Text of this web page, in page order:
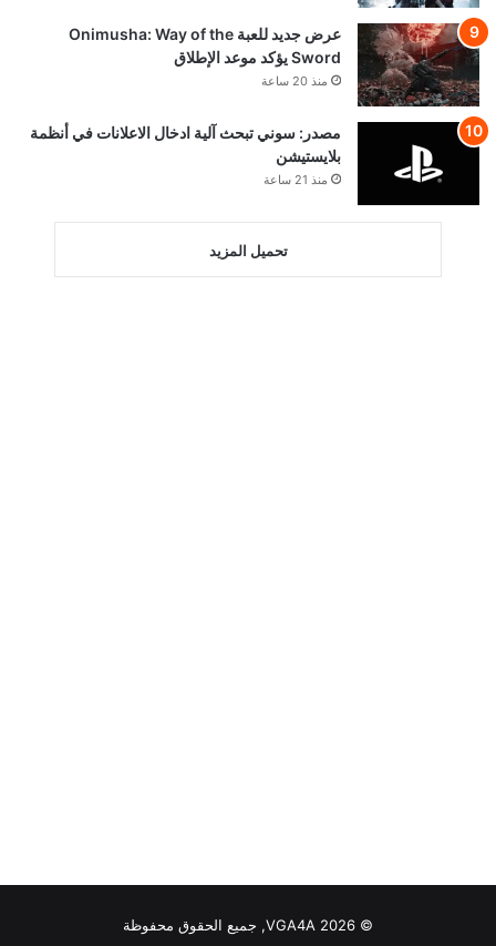
عرض جديد للعبة Onimusha: Way of the
Sword يؤكد موعد الإطلاق
منذ 20 ساعة
مصدر: سوني تبحث آلية ادخال الاعلانات في أنظمة
بلايستيشن
منذ 21 ساعة
تحميل المزيد
© VGA4A 2026, جميع الحقوق محفوظة